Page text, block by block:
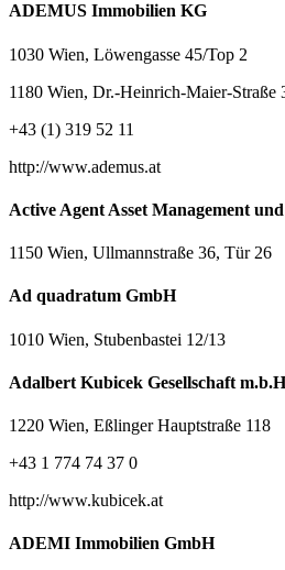
ADEMUS Immobilien KG
1030 Wien, Löwengasse 45/Top 2
1180 Wien, Dr.-Heinrich-Maier-Straße
+43 (1) 319 52 11
http://www.ademus.at
Active Agent Asset Management
1150 Wien, Ullmannstraße 36, Tür 26
Ad quadratum GmbH
1010 Wien, Stubenbastei 12/13
Adalbert Kubicek Gesellschaft
1220 Wien, Eßlinger Hauptstraße 118
+43 1 774 74 37 0
http://www.kubicek.at
ADEMI Immobilien GmbH